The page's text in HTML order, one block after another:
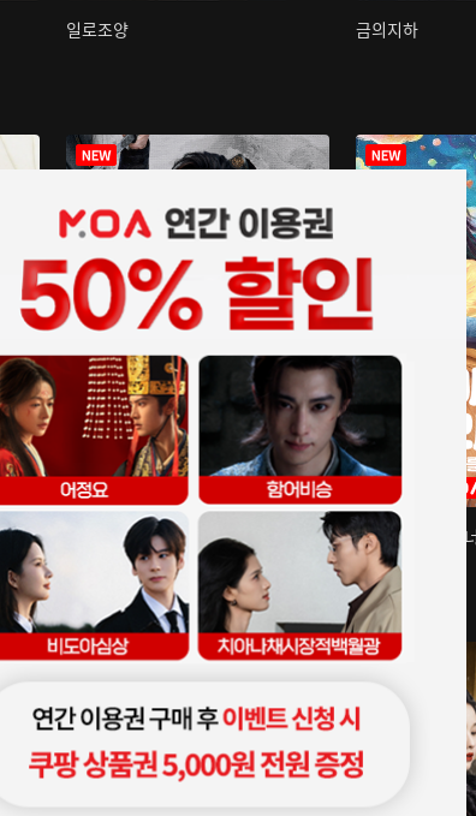
일로조양 금의지하
아재저리등니 :